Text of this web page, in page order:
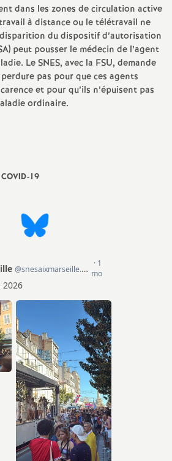
dans les zones de circulation active
à distance ou le télétravail ne
du dispositif d’autorisation
peut pousser le médecin de l’agent
Le SNES, avec la FSU, demande
pas pour que ces agents
et pour qu’ils n’épuisent pas
ordinaire.
19